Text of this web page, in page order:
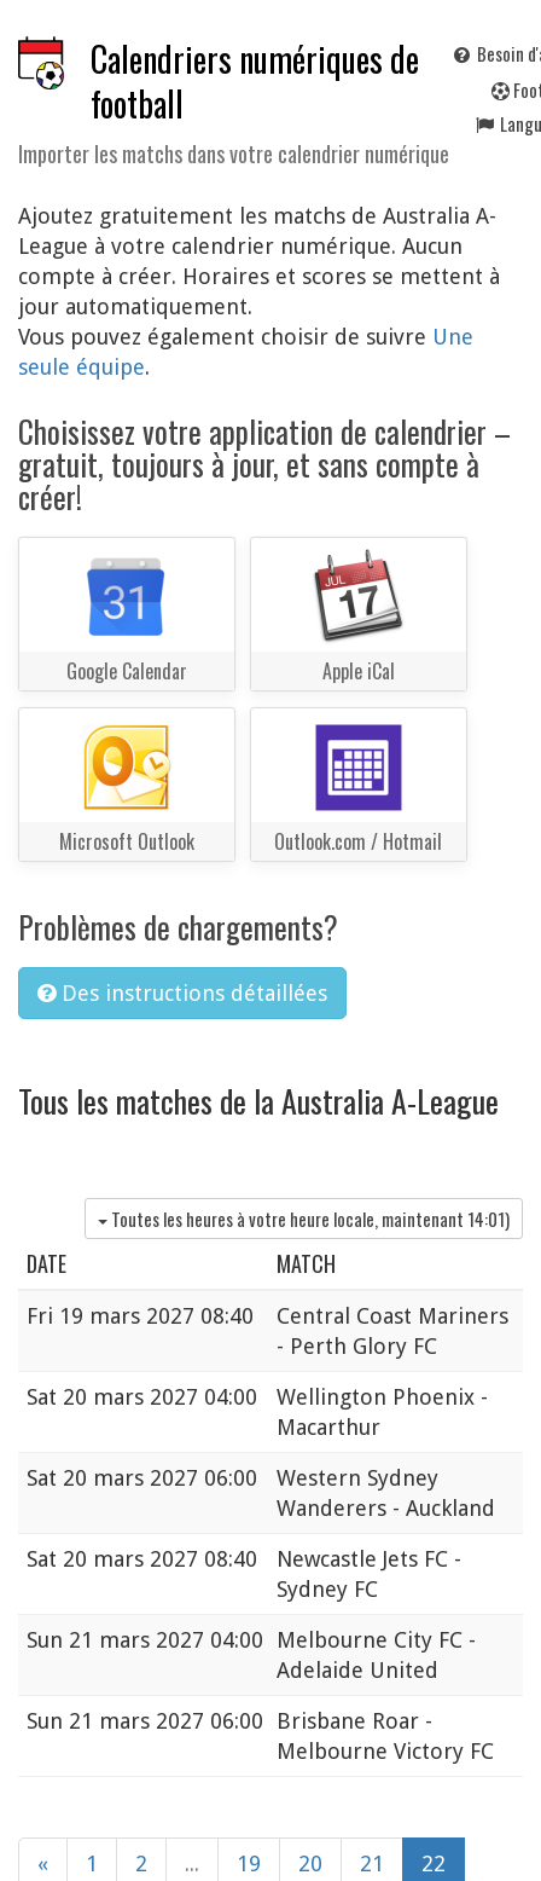
Calendriers numériques de
football
Importer les matchs dans votre calendrier numérique
Besoin
F
Ajoutez gratuitement les matchs de Australia A-
League à votre calendrier numérique. Aucun
compte à créer. Horaires et scores se mettent à
jour automatiquement.
Vous pouvez également choisir de suivre Une
seule équipe.
Choisissez votre application de calendrier –
gratuit, toujours à jour, et sans compte à
créer!
Google Calendar Apple iCal
Microsoft Outlook Outlook.com / Hotmail
Problèmes de chargements?
Des instructions détaillées
Tous les matches de la Australia A-League
Toutes les heures à votre heure locale, maintenant 14:01)
DATE MATCH
Fri 19 mars 2027 08:40
Central Coast Mariners
- Perth Glory FC
Sat 20 mars 2027 04:00
Wellington Phoenix -
Macarthur
Sat 20 mars 2027 06:00
Western Sydney
Wanderers - Auckland
Sat 20 mars 2027 08:40
Newcastle Jets FC -
Sydney FC
Sun 21 mars 2027 04:00
Melbourne City FC -
Adelaide United
Sun 21 mars 2027 06:00
Brisbane Roar -
Melbourne Victory FC
« 1 2 ... 19 20 21 22